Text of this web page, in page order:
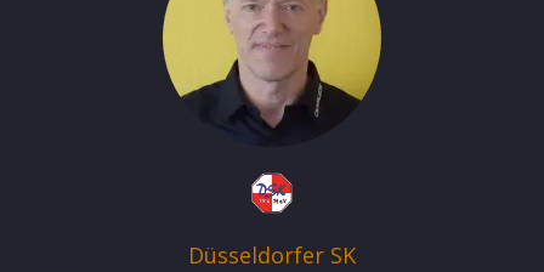
Düsseldorfer SK